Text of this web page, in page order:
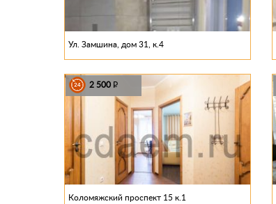
Ул. Замшина, дом 31, к.4
Коломяжский проспект 15 к.1
2 500 P